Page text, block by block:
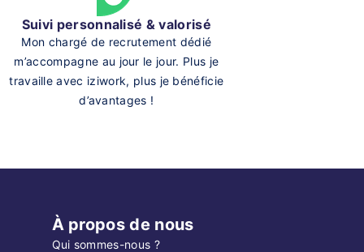
Suivi personnalisé & valorisé
Mon chargé de recrutement dédié
m’accompagne au jour le jour. Plus je
travaille avec iziwork, plus je bénéficie
d’avantages !
À propos de nous
Qui sommes-nous ?